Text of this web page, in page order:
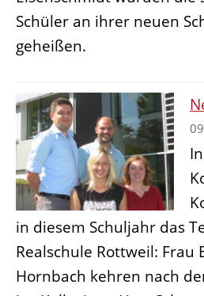
Schüler an ihrer neuen
geheißen.
in diesem Schuljahr das
Realschule Rottweil: Frau
Hornbach kehren nach